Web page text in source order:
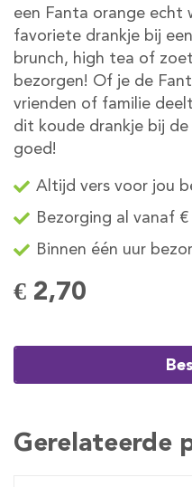
een Fanta orange echt
favoriete drankje bij
brunch, high tea of
bezorgen! Of je de
vrienden of familie
dit koude drankje bij
goed!
Altijd vers voor jou
Bezorging al vanaf €
Binnen één uur
€ 2,70
Gerelateerde